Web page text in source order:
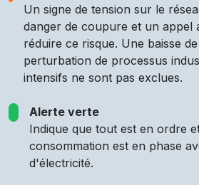
Un signe de tension sur le
danger de coupure et un appel
réduire ce risque. Une baisse
perturbation de processus
intensifs ne sont pas exclues.
Alerte verte
Indique que tout est en ordre
consommation est en phase
d'électricité.